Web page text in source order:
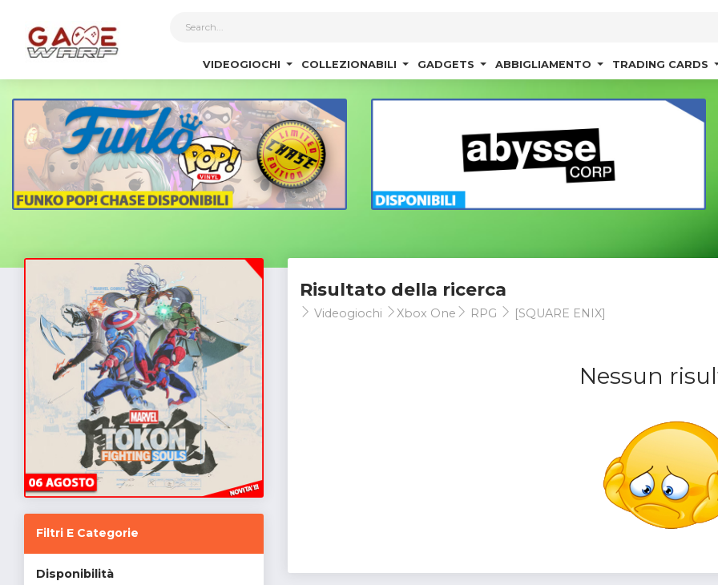
VIDEOGIOCHI COLLEZIONABILI GADGETS ABBIGLIAMENTO TRADING CARDS
Filtri E Categorie
Disponibilità
Risultato della ricerca
Videogiochi Xbox One RPG [SQUARE ENIX]
Nessun